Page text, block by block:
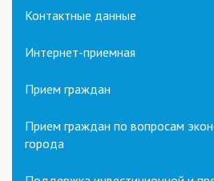
Контактные данные
Интернет-приемная
Прием граждан
Прием граждан по вопросам
города